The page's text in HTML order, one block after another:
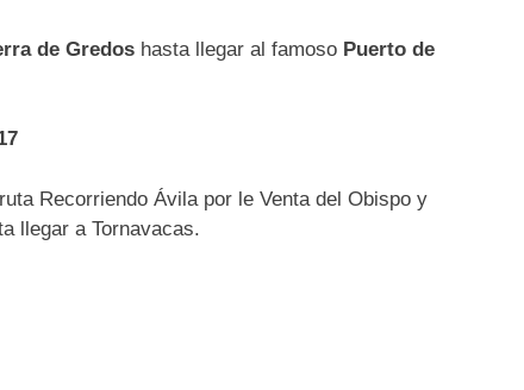
de Gredoshasta llegar al famoso Puerto de
Recorriendo Ávila por le Venta del Obispo y
llegar a Tornavacas.